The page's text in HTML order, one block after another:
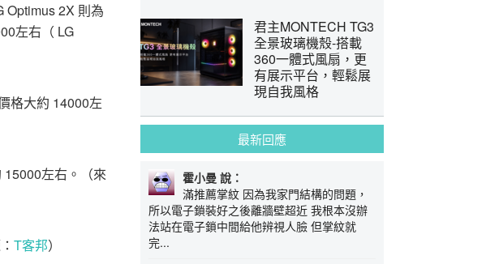
Optimus 2X 則為
左右（ LG
格大約 14000左
左右。（來
T客邦）
君主MONTECH TG3
全景玻璃機殼-搭載
360一體式風扇，更
有展示平台，輕鬆展
現自我風格
最新回應
霍小曼 說：
滿推薦掌紋 因為我家門結構的問題，
所以電子鎖裝好之後離牆壁超近 我根本沒辦
法站在電子鎖中間給他辨視人臉 但掌紋就
完...